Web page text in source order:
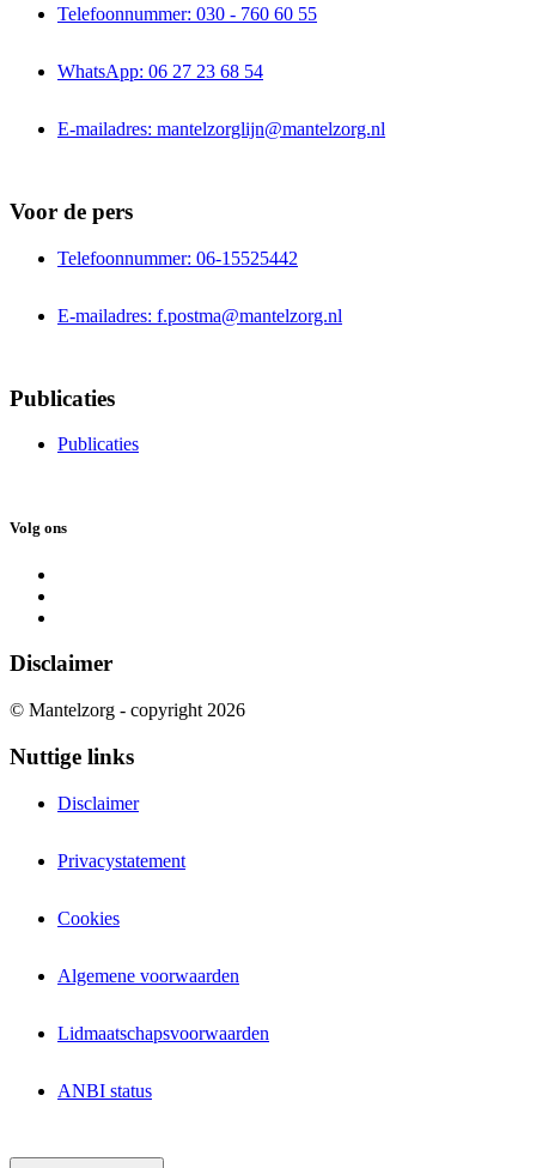
Telefoonnummer: 030 - 760 60 55
WhatsApp: 06 27 23 68 54
E-mailadres: mantelzorglijn@mantelzorg.nl
Voor de pers
Telefoonnummer: 06-15525442
E-mailadres: f.postma@mantelzorg.nl
Publicaties
Publicaties
Volg ons
Disclaimer
© Mantelzorg - copyright 2026
Nuttige links
Disclaimer
Privacystatement
Cookies
Algemene voorwaarden
Lidmaatschapsvoorwaarden
ANBI status